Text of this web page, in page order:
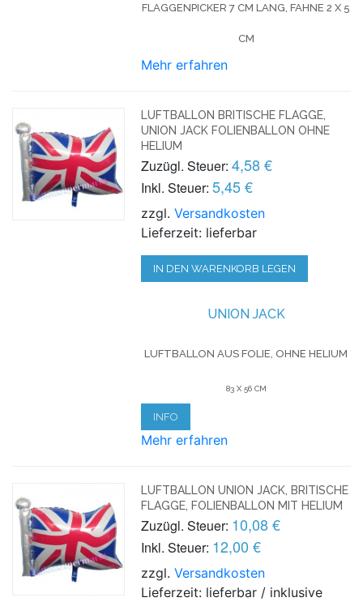
FLAGGENPICKER 7 CM LANG, FAHNE 2 X 5
CM
Mehr erfahren
LUFTBALLON BRITISCHE FLAGGE,
UNION JACK FOLIENBALLON OHNE
HELIUM
Zuzügl. Steuer: 4,58 €
Inkl. Steuer: 5,45 €
zzgl.Versandkosten
Lieferzeit: lieferbar
IN DEN WARENKORB LEGEN
UNION JACK
LUFTBALLON AUS FOLIE, OHNE HELIUM
83 X 56 CM
INFO
Mehr erfahren
LUFTBALLON UNION JACK, BRITISCHE
FLAGGE, FOLIENBALLON MIT HELIUM
Zuzügl. Steuer: 10,08 €
Inkl. Steuer: 12,00 €
zzgl.Versandkosten
Lieferzeit: lieferbar / inklusive